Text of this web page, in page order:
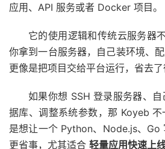
应用、API 服务或者 Docker 项目。
它的使用逻辑和传统云服务器
你拿到一台服务器，自己装环境、
更像是把项目交给平台运行，省去了
如果你想 SSH 登录服务器、
据库、调整系统参数，那 Koyeb
是想让一个 Python、Node.js、Go
更省事，尤其适合 轻量应用快速上